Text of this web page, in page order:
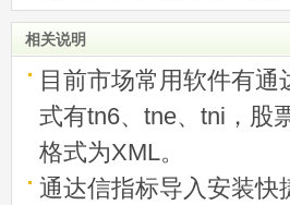
相关说明
目前市场常用软件有
式有tn6、tne、tni，股
格式为XML。
通达信指标导入安装快